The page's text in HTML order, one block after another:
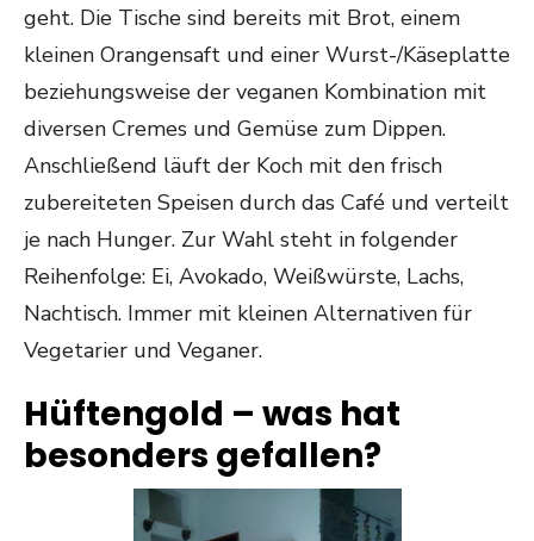
geht. Die Tische sind bereits mit Brot, einem
kleinen Orangensaft und einer Wurst-/Käseplatte
beziehungsweise der veganen Kombination mit
diversen Cremes und Gemüse zum Dippen.
Anschließend läuft der Koch mit den frisch
zubereiteten Speisen durch das Café und verteilt
je nach Hunger. Zur Wahl steht in folgender
Reihenfolge: Ei, Avokado, Weißwürste, Lachs,
Nachtisch. Immer mit kleinen Alternativen für
Vegetarier und Veganer.
Hüftengold – was hat
besonders gefallen?